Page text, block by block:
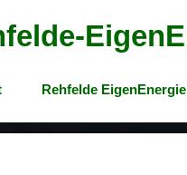
Rehfelde